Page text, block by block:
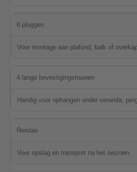
8 pluggen
Voor montage aan plafond, balk of
4 lange bevestigingstouwen
Handig voor ophangen onder veranda,
Reistas
Voor opslag en transport na het seizoen.